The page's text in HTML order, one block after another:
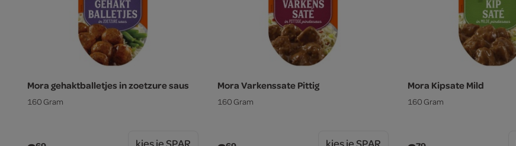
Mora gehaktballetjes in zoetzure saus
160 Gram
Mora Varkenssate Pittig
160 Gram
Mora Kipsate Mild
160 Gram